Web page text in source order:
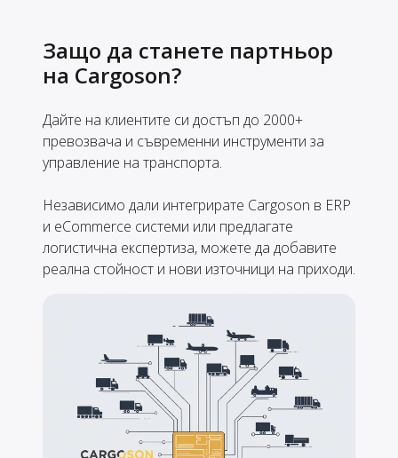
Защо да станете партньор
на Cargoson?
Дайте на клиентите си достъп до 2000+
превозвача и съвременни инструменти за
управление на транспорта.
Независимо дали интегрирате Cargoson в ERP
и eCommerce системи или предлагате
логистична експертиза, можете да добавите
реална стойност и нови източници на приходи.